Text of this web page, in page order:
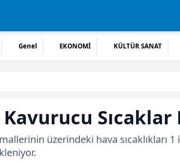
Genel EKONOMİ KÜLTÜR SANAT
Sıcaklar
üzerindeki hava sıcaklıkları 1